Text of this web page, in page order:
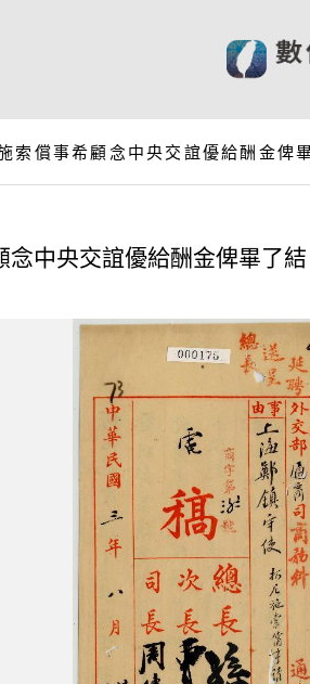
索償事希顧念中央交誼優給酬金俾
中央交誼優給酬金俾畢了結